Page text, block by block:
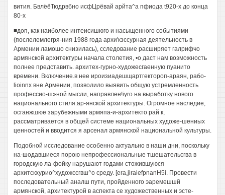
вития. БвлёёТюдрвбно исфЦрёвай арйта^а пфиода t920-x до конца
80-х
■доп, как наиболее интеисишюго и насыщенного событиями
(послелемлегря-ния 1988 года архи'кзссурная деятельность в
Армении ламошо снизилась), сследование расширяет галрифчо
армянской архитектуры начала столетия, •о даст нам возможность
полнее представить. архитех-гурно-художесгаенную пуанито
времени. Включение.в нее ироизиадешщартгектороп-араян, рабо-
lioinnx вне Армении, позволило выявить общую устремленность
профессио-ш»ной мысли, направлен!iyro на выработку нового
национального стиля.ар-янской архитектуры. Огромное наследие,
осганжшюе зарубежными армяпа-и-архитекто рай к,
рассматривается в общей системе национальных художе-шениых
ценностей и вводится я арсенал армянской национальной культуры.
Подобной исследование особенно актуально в наши дни, поскольку
на-шодавшиеся порою непрофессиональные тшешательсгва в
городскую ла-фойку нарушают годами стожившуюся
архитскхурио^художссгвш^о среду. [era,jiraiefpnanH5i. Провести
последовательный аналш пути, пройденного эаремешшй
армянской, архитектурой в аспекта се художественных и эсте-